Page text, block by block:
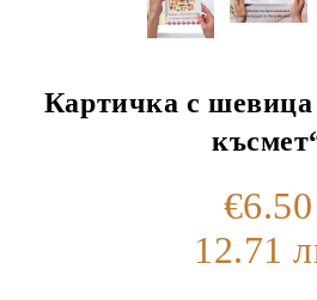
Картичка с
€6.50
12.71